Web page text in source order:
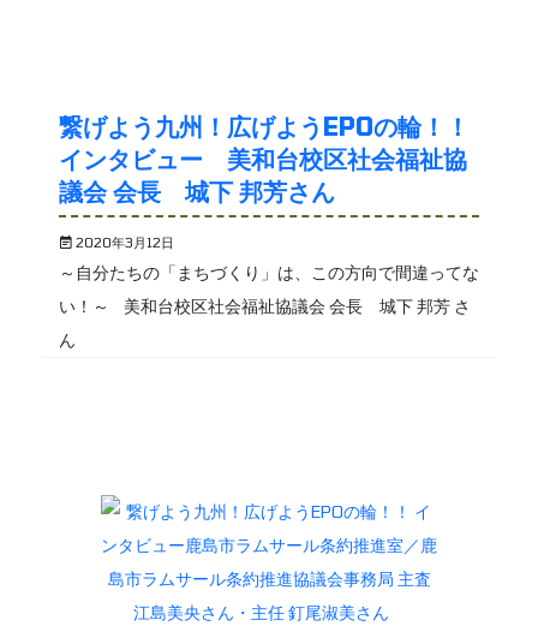
繋げよう九州！広げようEPOの輪！！
インタビュー 美和台校区社会福祉協
議会 会長 城下 邦芳さん
2020年3月12日
～自分たちの「まちづくり」は、この方向で間違ってな
い！～ 美和台校区社会福祉協議会 会長 城下 邦芳 さ
ん